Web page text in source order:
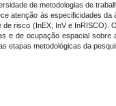
de metodologias de
atenção às especificidades da
risco (InEX, InV e InRISCO).
e de ocupação espacial sobre
etapas metodológicas da